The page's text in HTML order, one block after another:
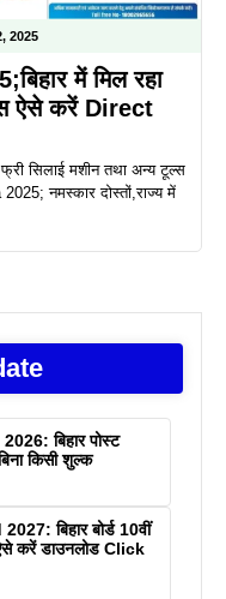
2025
में मिल रहा
ऐसे करें Direct
सिलाई मशीन तथा अन्य टूल्स
नमस्कार दोस्तों,राज्य में
बिहार पोस्ट
किसी शुल्क
बिहार बोर्ड 10वीं
ऐसे करें डाउनलोड Click